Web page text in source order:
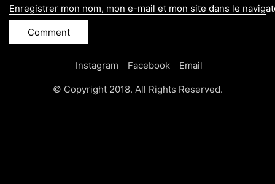
Enregistrer mon nom, mon e-mail et mon site dans le
Instagram Facebook Email
© Copyright 2018. All Rights Reserved.